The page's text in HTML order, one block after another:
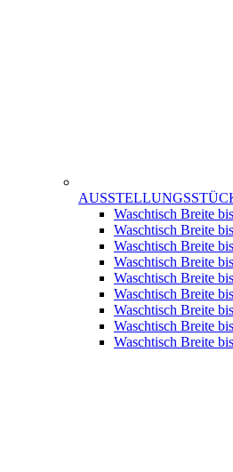
Waschtisch Breite
Waschtisch Breite
Waschtisch Breite
Waschtisch Breite
Waschtisch Breite
Waschtisch Breite
Waschtisch Breite
Waschtisch Breite
Waschtisch Breite